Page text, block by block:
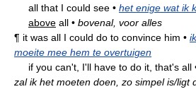
all that I could see • het enige wat ik
above all • bovenal, voor alles
¶ it was all I could do to convince him •
moeite mee hem te overtuigen
if you can't, I'll have to do it, that's all
zal ik het moeten doen, zo simpel is/ligt